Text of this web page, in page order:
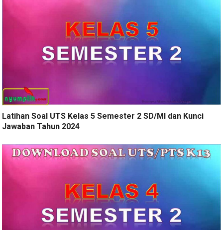
Latihan Soal UTS Kelas 5 Semester 2 SD/MI dan Kunci
Jawaban Tahun 2024